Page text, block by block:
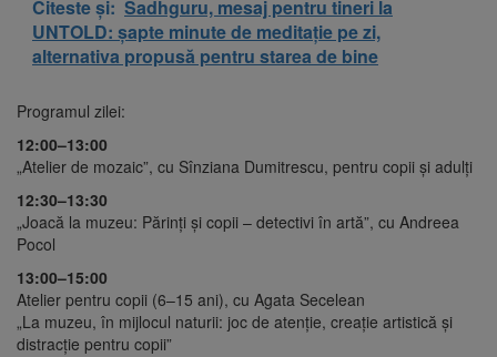
Citeste și: Sadhguru, mesaj pentru tineri la
UNTOLD: șapte minute de meditație pe zi,
alternativa propusă pentru starea de bine
Programul zilei:
12:00–13:00
„Atelier de mozaic”, cu Sînziana Dumitrescu, pentru copii și adulți
12:30–13:30
„Joacă la muzeu: Părinți și copii – detectivi în artă”, cu Andreea
Pocol
13:00–15:00
Atelier pentru copii (6–15 ani), cu Agata Secelean
„La muzeu, în mijlocul naturii: joc de atenție, creație artistică și
distracție pentru copii”